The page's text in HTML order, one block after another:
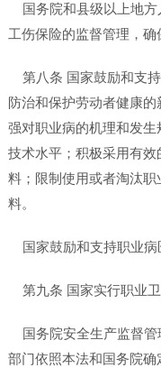
国务院和县级以上地方
工伤保险的监督管理，确
第八条 国家鼓励和支
防治和保护劳动者健康
强对职业病的机理和发
技术水平；积极采用有
料；限制使用或者淘汰
料。
国家鼓励和支持职业病
第九条 国家实行职业卫
国务院安全生产监督管
部门依照本法和国务院